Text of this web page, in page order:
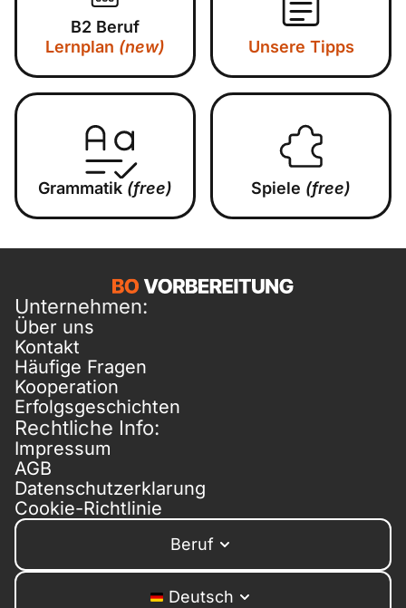
B2 Beruf
Lernplan (new) Unsere Tipps
Grammatik (free) Spiele (free)
Unternehmen:
Über uns
Kontakt
Häufige Fragen
Kooperation
Erfolgsgeschichten
Rechtliche Info:
Impressum
AGB
Datenschutzerklarung
Cookie-Richtlinie
Beruf
Deutsch